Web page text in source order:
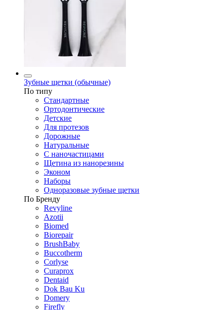
Зубные щетки (обычные)
По типу
Стандартные
Ортодонтические
Детские
Для протезов
Дорожные
Натуральные
С наночастицами
Щетина из нанорезины
Эконом
Наборы
Одноразовые зубные щетки
По Бренду
Revyline
Azotii
Biomed
Biorepair
BrushBaby
Buccotherm
Corlyse
Curaprox
Dentaid
Dok Bau Ku
Domery
Firefly